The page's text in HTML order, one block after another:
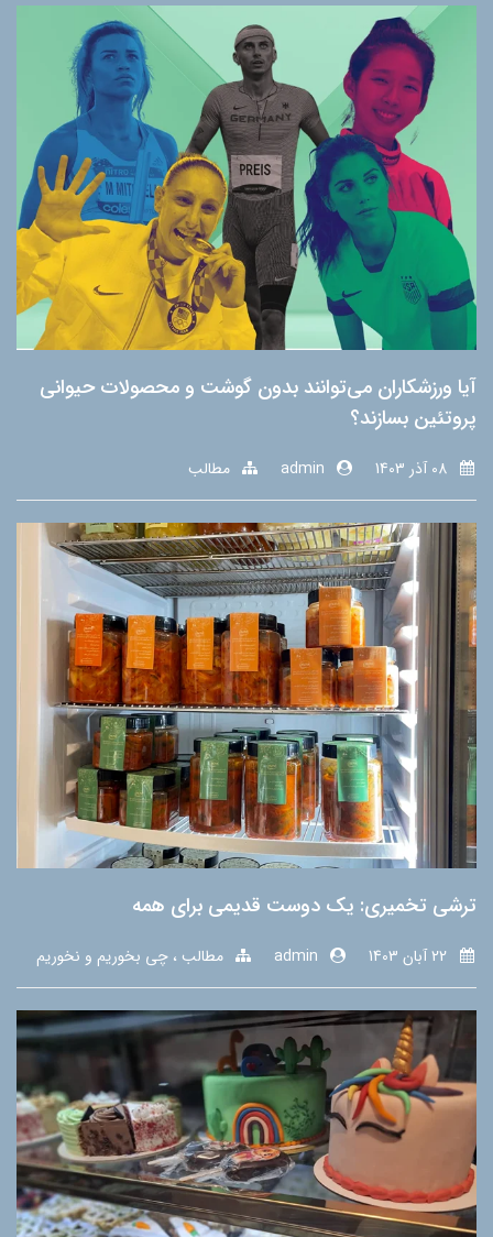
آیا ورزشکاران می‌توانند بدون گوشت و محصولات حیوانی
پروتئین بسازند؟
admin مطالب
ترشی تخمیری: یک دوست قدیمی برای همه
admin مطالب چی بخوریم و نخوریم